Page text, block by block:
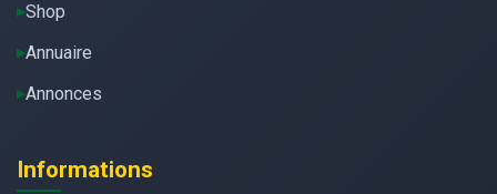
Shop
Annuaire
Annonces
Informations